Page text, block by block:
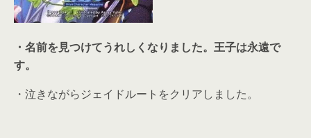
・名前を見つけてうれしくなりました。王子は永遠で
す。
・泣きながらジェイドルートをクリアしました。